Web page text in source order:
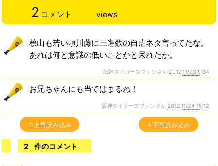
2 コメント views
桧山も若い頃川藤に三進数の自虐ネタ言ってたな。
あれは何と意識の低いことかと呆れたが。
阪神タイガースファンさん 2012,11/23 9:24
お兄ちゃんにも当てはまるね！
阪神タイガースファンさん 2012,11/24 15:12
↑上再読み込み ↓下再読み込み
2 件のコメント